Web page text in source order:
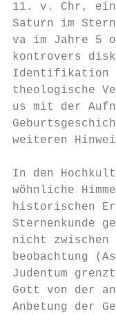
11. v. Chr,
Saturn im
va im Jahre
kontrovers
Identifikation
theologische
us mit der
weiteren
In den
wöhnliche
historischen
nicht
Judentum
Gott von der
Anbetung der